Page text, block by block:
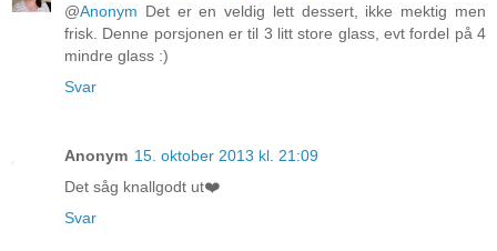
@Anonym Det er en veldig lett dessert, ikke mektig men
frisk. Denne porsjonen er til 3 litt store glass, evt fordel på 4
mindre glass :)
Svar
Anonym 15. oktober 2013 kl. 21:09
Det såg knallgodt ut❤️
Svar